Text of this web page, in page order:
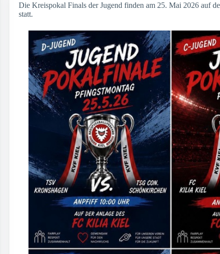
Die Kreispokal Finals der Jugend finden am 25. Mai 2026 auf
statt.